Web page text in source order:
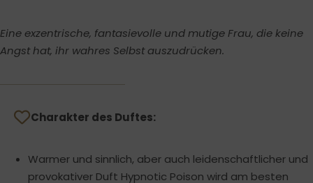
Eine exzentrische, fantasievolle und mutige Frau, die keine
Angst hat, ihr wahres Selbst auszudrücken.
Charakter des Duftes:
Warmer und sinnlich, aber auch leidenschaftlicher und
provokativer Duft Hypnotic Poison wird am besten